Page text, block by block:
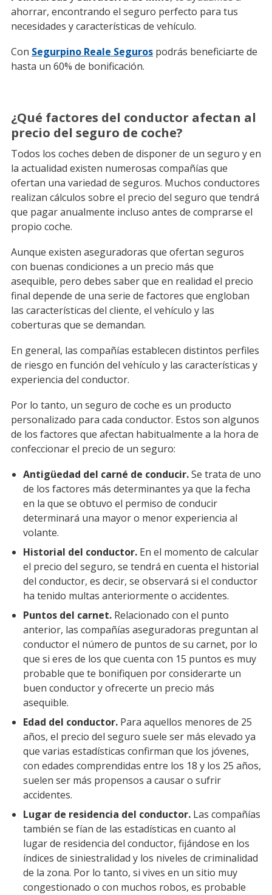
ahorrar, encontrando el seguro perfecto para tus
necesidades y características de vehículo.
Con Segurpino Reale Seguros podrás beneficiarte de
hasta un 60% de bonificación.
¿Qué factores del conductor afectan al
precio del seguro de coche?
Todos los coches deben de disponer de un seguro y en
la actualidad existen numerosas compañías que
ofertan una variedad de seguros. Muchos conductores
realizan cálculos sobre el precio del seguro que tendrá
que pagar anualmente incluso antes de comprarse el
propio coche.
Aunque existen aseguradoras que ofertan seguros
con buenas condiciones a un precio más que
asequible, pero debes saber que en realidad el precio
final depende de una serie de factores que engloban
las características del cliente, el vehículo y las
coberturas que se demandan.
En general, las compañías establecen distintos perfiles
de riesgo en función del vehículo y las características y
experiencia del conductor.
Por lo tanto, un seguro de coche es un producto
personalizado para cada conductor. Estos son algunos
de los factores que afectan habitualmente a la hora de
confeccionar el precio de un seguro:
Antigüedad del carné de conducir.Se trata de uno
de los factores más determinantes ya que la fecha
en la que se obtuvo el permiso de conducir
determinará una mayor o menor experiencia al
volante.
Historial del conductor. En el momento de calcular
el precio del seguro, se tendrá en cuenta el historial
del conductor, es decir, se observará si el conductor
ha tenido multas anteriormente o accidentes.
Puntos del carnet. Relacionado con el punto
anterior, las compañías aseguradoras preguntan al
conductor el número de puntos de su carnet, por lo
que si eres de los que cuenta con 15 puntos es muy
probable que te bonifiquen por considerarte un
buen conductor y ofrecerte un precio más
asequible.
Edad del conductor. Para aquellos menores de 25
años, el precio del seguro suele ser más elevado ya
que varias estadísticas confirman que los jóvenes,
con edades comprendidas entre los 18 y los 25 años,
suelen ser más propensos a causar o sufrir
accidentes.
Lugar de residencia del conductor. Las compañías
también se fían de las estadísticas en cuanto al
lugar de residencia del conductor, fijándose en los
índices de siniestralidad y los niveles de criminalidad
de la zona. Por lo tanto, si vives en un sitio muy
congestionado o con muchos robos, es probable